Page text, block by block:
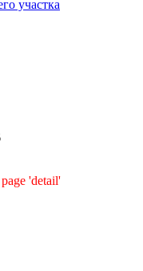
участка
'detail'